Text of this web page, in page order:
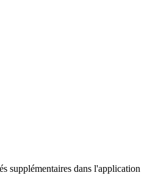
supplémentaires dans l'application